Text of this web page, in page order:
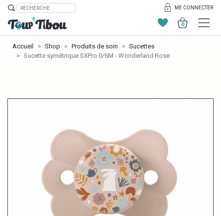
ME CONNECTER
0
Accueil Shop Produits de soin
Sucettes
Sucette symétrique SXPro 0/6M - Wonderland Rose